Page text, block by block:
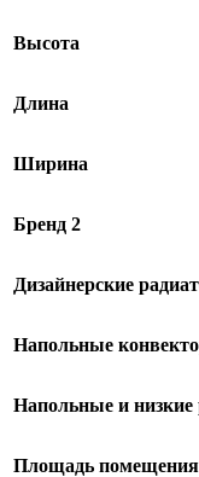
Высота
Длина
Ширина
Бренд 2
Дизайнерские
Напольные
Напольные и низкие
Площадь помещения